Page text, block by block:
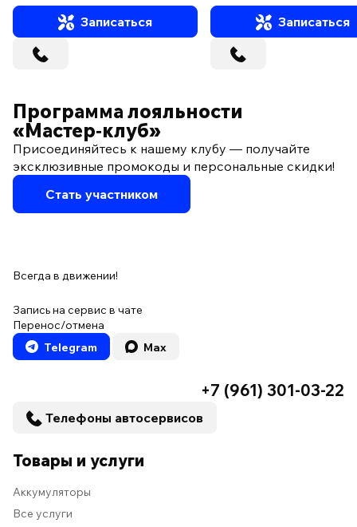
Записаться
Записаться
Программа лояльности
«Мастер‑клуб»
Присоединяйтесь к нашему клубу — получайте
эксклюзивные промокоды и персональные скидки!
Стать участником
Всегда в движении!
Запись на сервис в чате
Перенос/отмена
Telegram
Max
+7 (961) 301-03-22
Телефоны автосервисов
Товары и услуги
Аккумуляторы
Все услуги